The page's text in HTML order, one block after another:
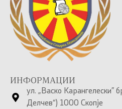
ИНФОРМАЦИИ
ул. „Васко Карангелески”
Делчев“) 1000 Скопје